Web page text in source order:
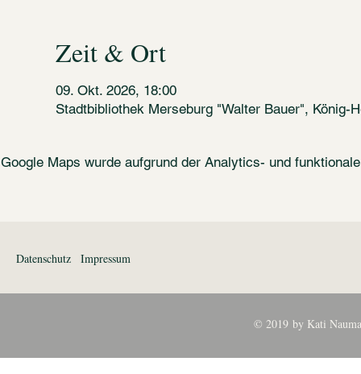
Zeit & Ort
09. Okt. 2026, 18:00
Stadtbibliothek Merseburg "Walter Bauer", König-
Google Maps wurde aufgrund der Analytics- und
Datenschutz Impressum
© 2019 by Kati